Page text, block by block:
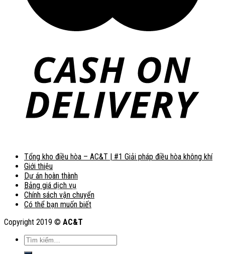
Tổng kho điều hòa – AC&T | #1 Giải pháp điều hòa không khí
Giới thiệu
Dự án hoàn thành
Bảng giá dịch vụ
Chính sách vận chuyển
Có thể bạn muốn biết
Copyright 2019 © AC&T
Tìm
kiếm: